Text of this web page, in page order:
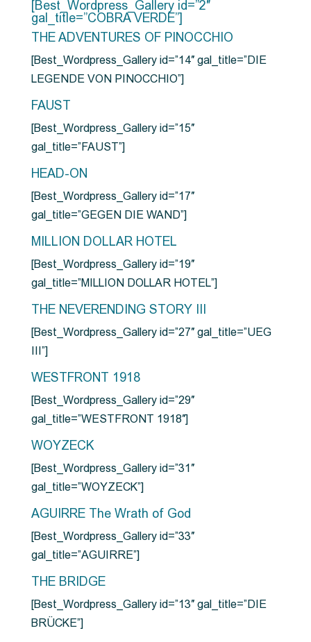
[Best_Wordpress_Gallery id=”2″
gal_title=”COBRA VERDE”]
THE ADVENTURES OF PINOCCHIO
[Best_Wordpress_Gallery id=”14″ gal_title=”DIE
LEGENDE VON PINOCCHIO”]
FAUST
[Best_Wordpress_Gallery id=”15″
gal_title=”FAUST”]
HEAD-ON
[Best_Wordpress_Gallery id=”17″
gal_title=”GEGEN DIE WAND”]
MILLION DOLLAR HOTEL
[Best_Wordpress_Gallery id=”19″
gal_title=”MILLION DOLLAR HOTEL”]
THE NEVERENDING STORY III
[Best_Wordpress_Gallery id=”27″ gal_title=”UEG
III”]
WESTFRONT 1918
[Best_Wordpress_Gallery id=”29″
gal_title=”WESTFRONT 1918″]
WOYZECK
[Best_Wordpress_Gallery id=”31″
gal_title=”WOYZECK”]
AGUIRRE The Wrath of God
[Best_Wordpress_Gallery id=”33″
gal_title=”AGUIRRE”]
THE BRIDGE
[Best_Wordpress_Gallery id=”13″ gal_title=”DIE
BRÜCKE”]